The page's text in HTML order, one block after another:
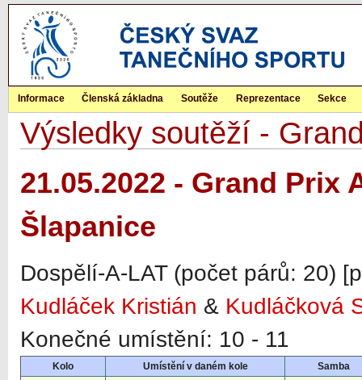
Informace Členská základna Soutěže Reprezentace Sekce
Výsledky soutěží -
21.05.2022 - Grand Prix
Šlapanice
Dospělí-A-LAT (počet párů: 20)
Kudláček Kristián & Kudláčková
Konečné umístění: 10 - 11
Kolo Umístění v daném kole
Samba